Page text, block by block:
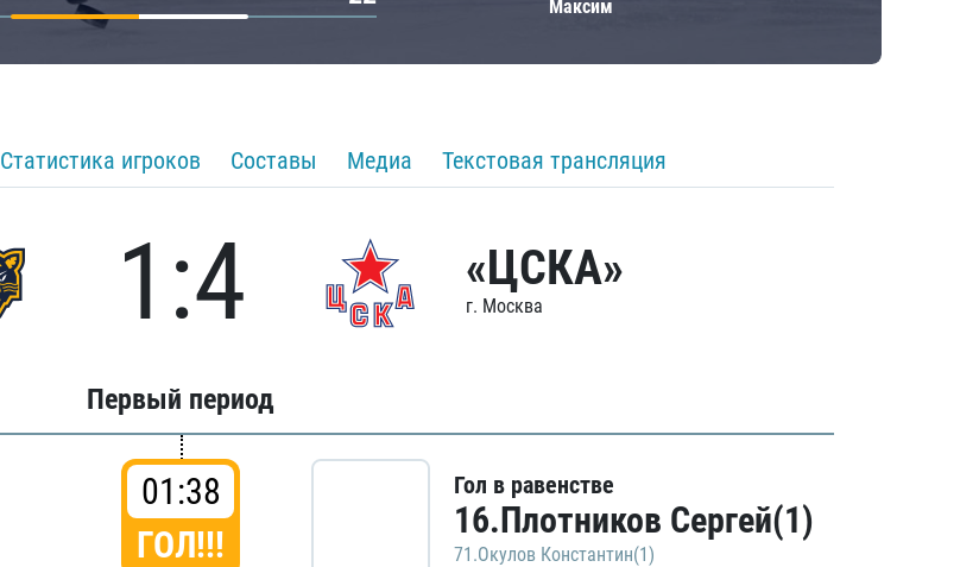
Максим
Статистика игроков Составы Медиа Текстовая трансляция
1:4 «ЦСКА»
г. Москва
Первый период
01:38
ГОЛ!!!
Гол в равенстве
16.Плотников Сергей(1)
71.Окулов Константин(1)